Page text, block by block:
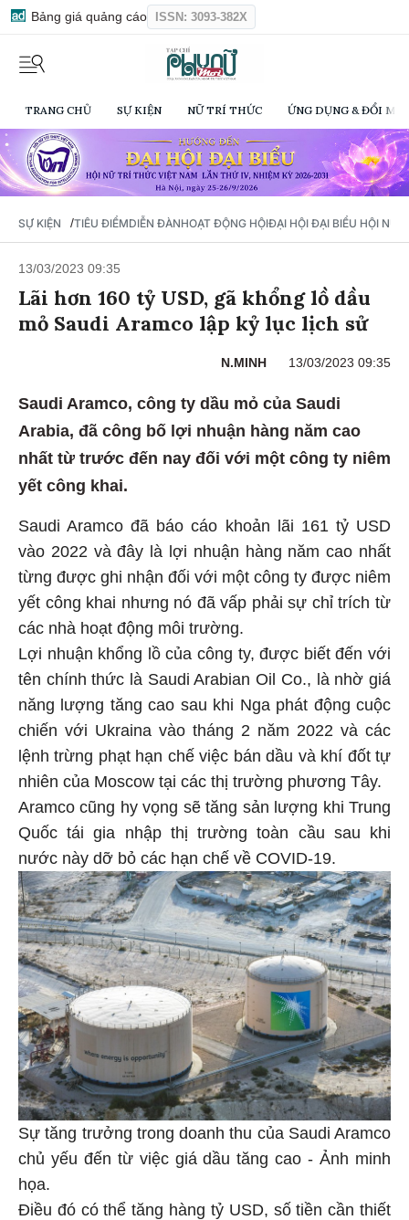
Bảng giá quảng cáo ISSN: 3093-382X
TRANG CHỦ SỰ KIỆN NỮ TRÍ THỨC ỨNG DỤNG & ĐỔI
SỰ KIỆN /TIÊU ĐIỂMDIỄN ĐÀNHOẠT ĐỘNG HỘIĐẠI HỘI ĐẠI BIỂU HỘI NỮ
13/03/2023 09:35
Lãi hơn 160 tỷ USD, gã khổng lồ dầu
mỏ Saudi Aramco lập kỷ lục lịch sử
N.MINH 13/03/2023 09:35
Saudi Aramco, công ty dầu mỏ của Saudi
Arabia, đã công bố lợi nhuận hàng năm cao
nhất từ trước đến nay đối với một công ty niêm
yết công khai.
Saudi Aramco đã báo cáo khoản lãi 161 tỷ USD
vào 2022 và đây là lợi nhuận hàng năm cao nhất
từng được ghi nhận đối với một công ty được niêm
yết công khai nhưng nó đã vấp phải sự chỉ trích từ
các nhà hoạt động môi trường.
Lợi nhuận khổng lồ của công ty, được biết đến với
tên chính thức là Saudi Arabian Oil Co., là nhờ giá
năng lượng tăng cao sau khi Nga phát động cuộc
chiến với Ukraina vào tháng 2 năm 2022 và các
lệnh trừng phạt hạn chế việc bán dầu và khí đốt tự
nhiên của Moscow tại các thị trường phương Tây.
Aramco cũng hy vọng sẽ tăng sản lượng khi Trung
Quốc tái gia nhập thị trường toàn cầu sau khi
nước này dỡ bỏ các hạn chế về COVID-19.
Sự tăng trưởng trong doanh thu của Saudi Aramco
chủ yếu đến từ việc giá dầu tăng cao - Ảnh minh
họa.
Điều đó có thể tăng hàng tỷ USD, số tiền cần thiết